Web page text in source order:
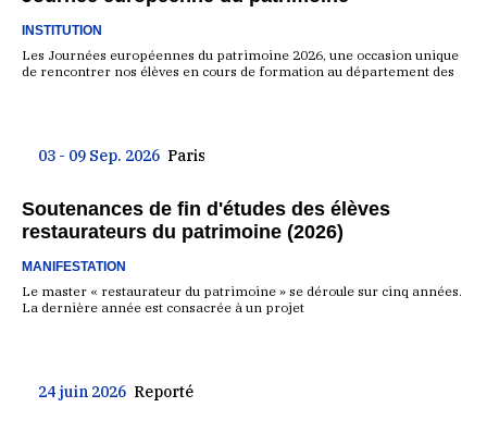
INSTITUTION
Les Journées européennes du patrimoine 2026, une occasion unique
de rencontrer nos élèves en cours de formation au département des
03 - 09 Sep. 2026 Paris
Soutenances de fin d'études des élèves
restaurateurs du patrimoine (2026)
MANIFESTATION
Le master « restaurateur du patrimoine » se déroule sur cinq années.
La dernière année est consacrée à un projet
24 juin 2026 Reporté